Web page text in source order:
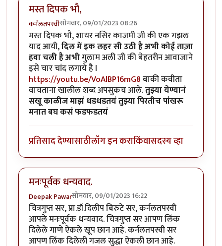
मस्त दिपक भौ,
कर्नलतपस्वीसोमवार, 09/01/2023 08:26
मस्त दिपक भौ, शायर नसिर काजमी जी की एक गझल
याद आयी,दिल में इक लहर सी उठी है अभी कोई ताज़ा
हवा चली है अभीगुलाम अली जी की बेहतरीन आवाजाने
इसे चार चांद लगाये है l
https://youtu.be/VoAlBP16mG8बाकी कवीता
वाचताना खालील शब्द अपसुकच आले.तुझ्या येण्यानं
सखू काळीज माझं धडधडतयं तुझ्या पिरतीच पांखरू
मनात बघ कसं फडफडतयं
प्रतिसाद देण्यासाठीलॉग इन कराकिंवासदस्य व्हा
मनःपूर्वक धन्यवाद.
Deepak Pawarसोमवार, 09/01/2023 16:22
चित्रगुप्त सर, प्रा.डॉ.दिलीप बिरुटे सर, कर्नलतपस्वी
आपले मनःपूर्वक धन्यवाद. चित्रगुप्त सर आपण लिंक
दिलेले गाणे ऐकले खूप छान आहे. कर्नलतपस्वी सर
आपण लिंक दिलेली गजल सुद्धा ऐकली छान आहे.